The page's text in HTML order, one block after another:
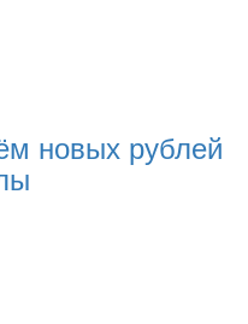
новых рублей